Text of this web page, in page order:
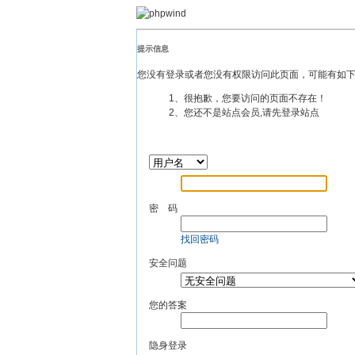
提示信息
您没有登录或者您没有权限访问此页面，可能有如
1、很抱歉，您要访问的页面不存在！
2、您还不是站点会员,请先登录站点
密 码
找回密码
安全问题
您的答案
隐身登录